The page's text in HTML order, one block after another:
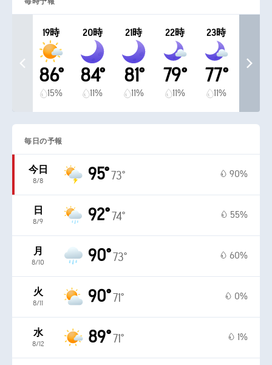
19時
86°
15%
20時
84°
11%
21時
81°
11%
22時
79°
11%
23時
77°
11%
毎日の予報
今日
8/8 95°73° 90%
日
8/9 92°74° 55%
月
8/10 90°73° 60%
火
8/11 90°71° 0%
水
8/12 89°71° 1%